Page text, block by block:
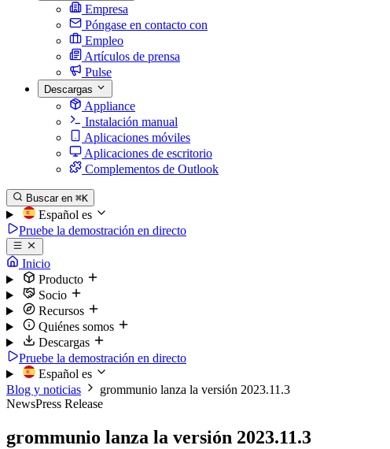
Empresa
Póngase en contacto con
Empleo
Artículos de prensa
Pulse
Descargas
Appliance
Instalación manual
Aplicaciones móviles
Aplicaciones de escritorio
Complementos de Outlook
Buscar en ⌘K
Español es
Pruebe la demostración en directo
Inicio
Producto
Socio
Recursos
Quiénes somos
Descargas
Pruebe la demostración en directo
Español es
Blog y noticias
grommunio lanza la versión 2023.11.3
NewsPress Release
grommunio lanza la versión 2023.11.3